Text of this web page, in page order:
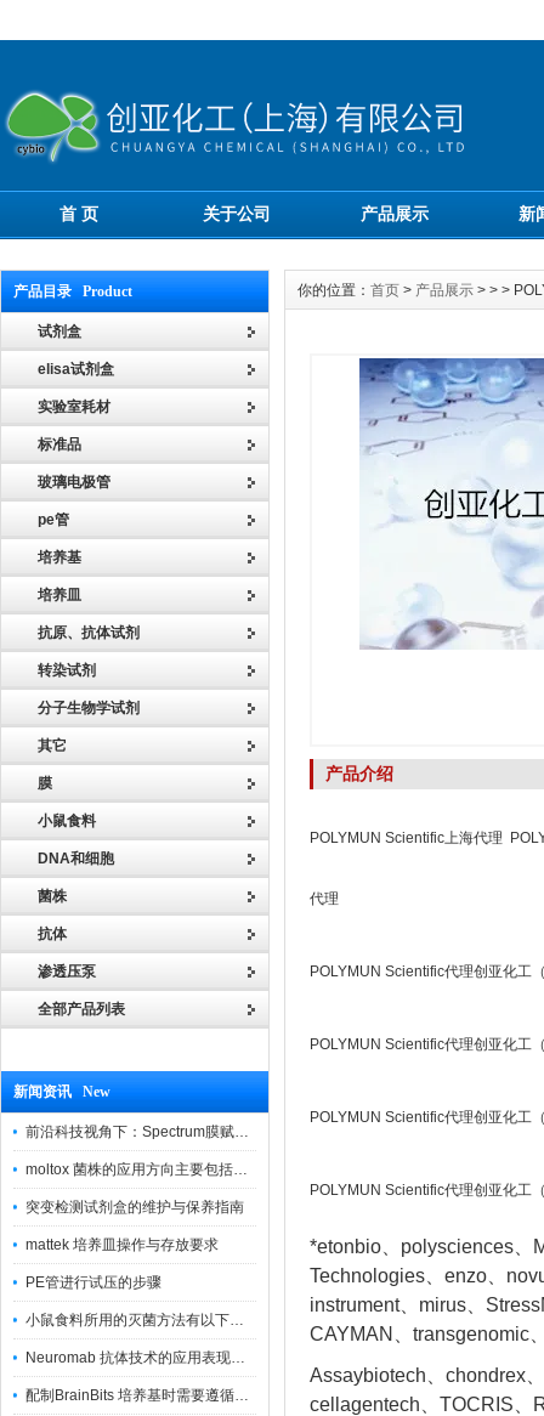
首 页 关于公司 产品展示 新
产品目录 Product
试剂盒
elisa试剂盒
实验室耗材
标准品
玻璃电极管
pe管
培养基
培养皿
抗原、抗体试剂
转染试剂
分子生物学试剂
其它
膜
小鼠食料
DNA和细胞
菌株
抗体
渗透压泵
全部产品列表
新闻资讯 New
前沿科技视角下：Spectrum膜赋能精密制造
moltox 菌株的应用方向主要包括以下几个方面
突变检测试剂盒的维护与保养指南
mattek 培养皿操作与存放要求
PE管进行试压的步骤
小鼠食料所用的灭菌方法有以下三种
Neuromab 抗体技术的应用表现在这几方面
配制BrainBits 培养基时需要遵循的原则
你的位置： 首页 > 产品展示 > > >
产品介绍
POLYMUN Scientific上海代理
代理
POLYMUN Scientific代理创亚化工
POLYMUN Scientific代理创亚化工
POLYMUN Scientific代理创亚化工
POLYMUN Scientific代理创亚化工
*etonbio、polysciences、
Technologies、enzo、
instrument、mirus、
CAYMAN、transgenomic
Assaybiotech、chondrex
cellagentech、TOCRIS、